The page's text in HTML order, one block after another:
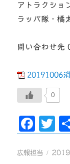
アトラクショ
ラッパ隊・橘
問い合わせ先
20191006
0
F
ac
eb
T
wi
tt
投
広報担当
投
2019